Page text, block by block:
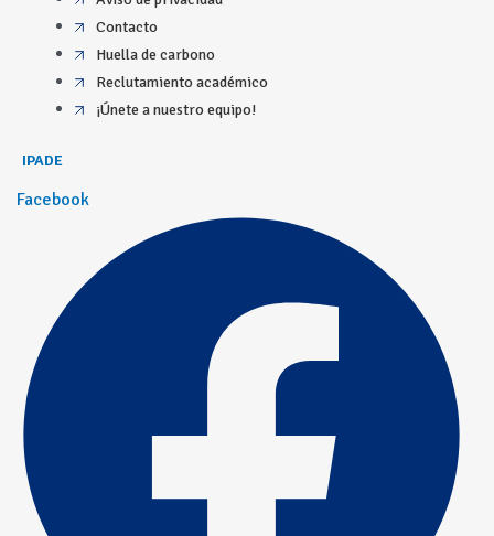
Contacto
Huella de carbono
Reclutamiento académico
¡Únete a nuestro equipo!
IPADE
Facebook